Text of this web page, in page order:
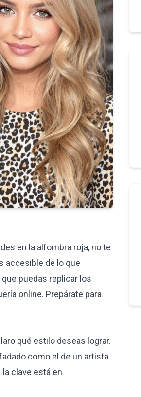
en la alfombra roja, no te
accesible de lo que
que puedas replicar los
online. Prepárate para
qué estilo deseas lograr.
como el de un artista
clave está en